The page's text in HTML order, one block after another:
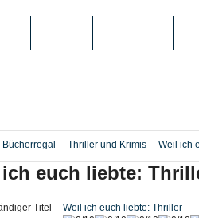
Bücherregal Thriller und Krimis Weil ich
euch liebte:
Titel
Weil ich euch liebte: Thriller